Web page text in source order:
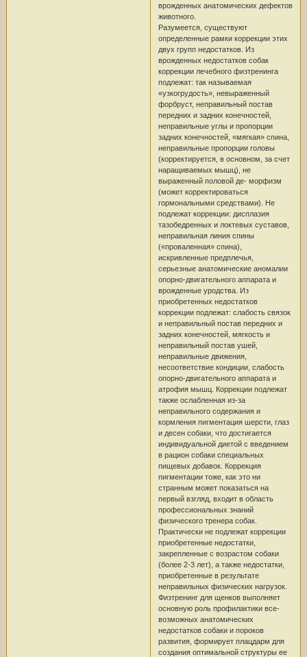
врожденных анатомических дефектов
животного.
Разумеется, существуют
определенные рамки коррекции этих
двух групп недостатков. Из
врожденных недостатков собак
коррекции лечебного физтренинга
подлежат: так называемая
«узкогрудость», невыраженный
форбруст, неправильный постав
передних и задних конечностей,
неправильные углы и пропорции
задних конечностей, «мягкая» спина,
неправильные пропорции головы
(корректируется, в основном, за счет
наращиваемых мышц), не
выраженный половой де- морфизм
(может корректироваться
гормональными средствами). Не
подлежат коррекции: дисплазия
тазобедренных и локтевых суставов,
неправильная линия спины
(«проваленная» спина),
искривленные предплечья,
серьезные анатомические аномалии
опорно-двигательного аппарата и
врожденные уродства. Из
приобретенных недостатков
коррекции подлежат: слабость связок
и неправильный постав передних и
задних конечностей, мягкость и
неправильный постав ушей,
неправильные движения,
несоответствие кондиции, слабость
опорно-двигательного аппарата и
атрофия мышц. Коррекции подлежат
также ослабленная из-за
неправильного содержания и
кормления пигментация шерсти, глаз
и десен собаки, что достигается
индивидуальной диетой с введением
в рацион собаки специальных
пищевых добавок. Коррекция
пигментации тоже, как это ни
странным может показаться на
первый взгляд, входит в область
профессиональных знаний
физического тренера собак.
Практически не подлежат коррекции
приобретенные недостатки,
закрепленные с возрастом собаки
(более 2-3 лет), а также недостатки,
приобретенные в результате
неправильных физических нагрузок.
Физтренинг для щенков выполняет
основную роль профилактики все-
возможных анатомических
недостатков собаки и пороков
развития, формирует плацдарм для
создания оптимальной структуры ее